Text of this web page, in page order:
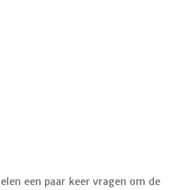
een paar keer vragen om de